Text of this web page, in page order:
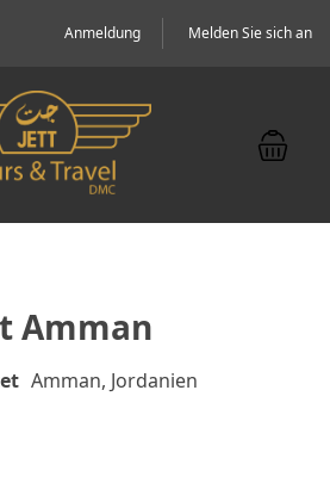
Anmeldung Melden Sie sich an
Amman
Amman, Jordanien